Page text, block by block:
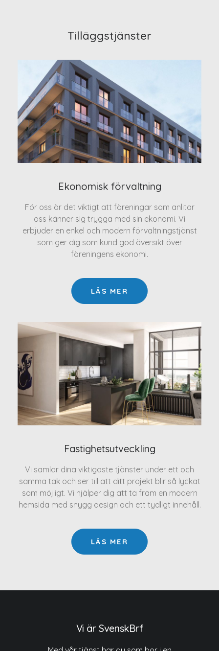
Tilläggstjänster
Ekonomisk förvaltning
För oss är det viktigt att föreningar som anlitar
oss känner sig trygga med sin ekonomi. Vi
erbjuder en enkel och modern förvaltningstjänst
som ger dig som kund god översikt över
föreningens ekonomi.
LÄS MER
Fastighetsutveckling
Vi samlar dina viktigaste tjänster under ett och
samma tak och ser till att ditt projekt blir så lyckat
som möjligt. Vi hjälper dig att ta fram en modern
hemsida med snygg design och ett tydligt innehåll.
LÄS MER
Vi är SvenskBrf